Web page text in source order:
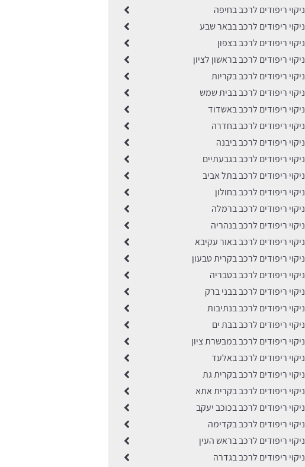
ניקוי ריפודים לרכב בחיפה
ניקוי ריפודים לרכב בבאר שבע
ניקוי ריפודים לרכב בצפון
ניקוי ריפודים לרכב בראשון לציון
ניקוי ריפודים לרכב בקריות
ניקוי ריפודים לרכב בבית שמש
ניקוי ריפודים לרכב באשדוד
ניקוי ריפודים לרכב בחדרה
ניקוי ריפודים לרכב ביבנה
ניקוי ריפודים לרכב בגבעתיים
ניקוי ריפודים לרכב בתל אביב
ניקוי ריפודים לרכב בחולון
ניקוי ריפודים לרכב ברמלה
ניקוי ריפודים לרכב בנהריה
ניקוי ריפודים לרכב באור עקיבא
ניקוי ריפודים לרכב בקרית טבעון
ניקוי ריפודים לרכב בטבריה
ניקוי ריפודים לרכב בבני ברק
ניקוי ריפודים לרכב בנתיבות
ניקוי ריפודים לרכב בבת ים
ניקוי ריפודים לרכב במבשרת ציון
ניקוי ריפודים לרכב באלעד
ניקוי ריפודים לרכב בקרית גת
ניקוי ריפודים לרכב בקרית אתא
ניקוי ריפודים לרכב בכוכב יעקב
ניקוי ריפודים לרכב בקדימה
ניקוי ריפודים לרכב בראש העין
ניקוי ריפודים לרכב בגדרה